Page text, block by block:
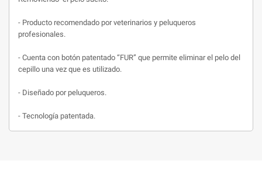
- Producto recomendado por veterinarios y peluqueros
profesionales.
- Cuenta con botón patentado “FUR” que permite eliminar el pelo del
cepillo una vez que es utilizado.
- Diseñado por peluqueros.
- Tecnología patentada.